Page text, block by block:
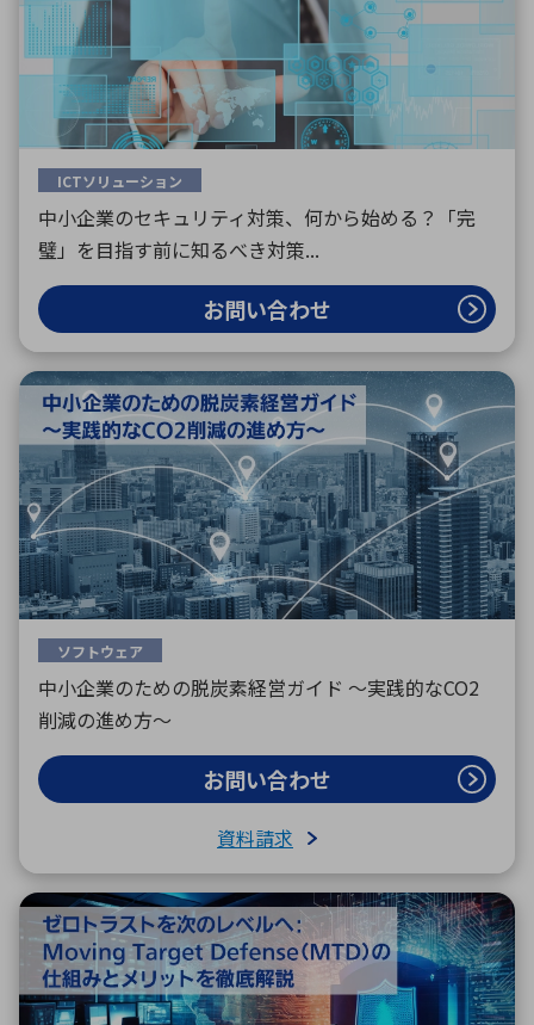
ICTソリューション
中小企業のセキュリティ対策、何から始める？「完
璧」を目指す前に知るべき対策...
お問い合わせ
ソフトウェア
中小企業のための脱炭素経営ガイド 〜実践的なCO2
削減の進め方〜
お問い合わせ
資料請求